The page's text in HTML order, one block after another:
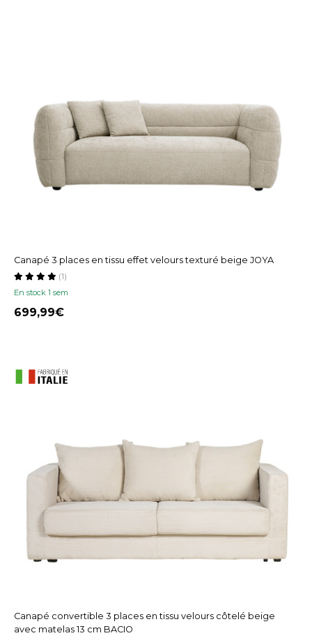
Canapé 3 places en tissu effet velours texturé beige JOYA
En stock 1 sem
(1)
699,99
Canapé convertible 3 places en tissu velours côtelé beige
avec matelas 13 cm BACIO